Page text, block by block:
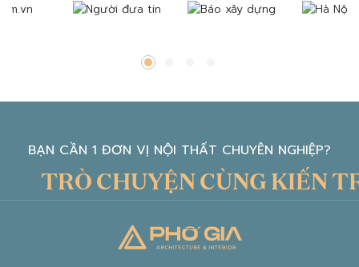
BẠN CẦN 1 ĐƠN VỊ NỘI THẤT CHUYÊN NGHIỆP?
TRÒ CHUYỆN CÙNG KIẾN